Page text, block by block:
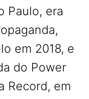
Paulo, era
em 2018, e
do Power
Record, em